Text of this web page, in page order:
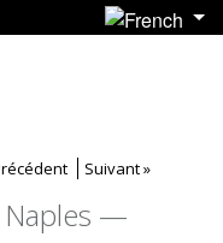
Suivant »
Naples —